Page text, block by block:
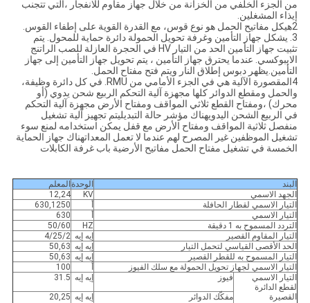
من الجزء الخلفي من الخزانة من خلال جهاز مقاوم للانفجار ،التي تتجنب
إيذاء المشغلين.
2هيكل مفاتيح الحمل هو نوع قوس، مع القدرة القوية على إطفاء القوس.
3. يشكل جهاز التأمين وغرفة تحويل الحمولة دائرة حماية للمحول. يتم
تثبيت جهاز التأمين الحد من التيار HV في الحجرة العازلة للصب الراتنج
الايبوكسي. عندما يحترق جهاز التأمين ، يتم تحويل جهاز التأمين إلى جهاز
التأمين.يظهر دبوس إطلاق النار ويتم فتح مفتاح الحمل.
4المقصورة الآلية هي في الجزء الأمامي من RMU. في كل دائرة وظيفة،
والحمل ومقطع الدوائر كلها مجهزة آلية التحكم الربيع شحن يدوي (أو
محرك) ،ومفتاح القطع ثلاثي المواقف ومفتاح الأرض مجهزة آلية التحكم
في الربيع الشحن اليدويهناك مؤشر حالة التبديليتم تجهيز آلية تشغيل
منفصل ثلاثية المواقف ومفتاح الأرض مع قفل يمكن استخدامه لمنع سوء
تشغيل الموظفين غير المصرح لهم عندما لا تعمل المعداتهناك جهاز الحماية
الخمسة في تشغيل مفتاح الحمل مفاتيح الأرضية باب غرفة الكابلات
البند الوحدة المعلم
الجهد الاسمي
KV
12,24
التيار الاسمي لقطار الحافلة
630,1250
التيار الاسمي
630
التردد المسموح به 1 دقيقة
HZ
50/60
التيار المقاوم القصير
إيه إيه 4/25/2
الحد الأقصى القياسي لتحمل التيار
إيه إيه 50,63
التيار المسموح به للقطر القصير
إيه إيه 50,63
التيار الاسمي لجهاز تحويل الحمولة مع سلك الفيوز
100
التيار الاسمي
لقطع الدائرة
القصيرة
فيوز إيه إيه 31.5
مفكّك الدوائر
إيه إيه 20,25